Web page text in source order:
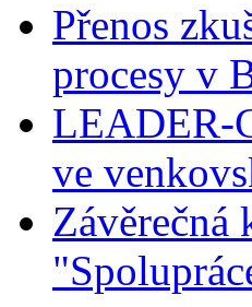
Přenos
procesy v
LEADER-
ve
Závěrečná